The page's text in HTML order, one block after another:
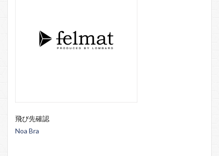
飛び先確認
Noa Bra